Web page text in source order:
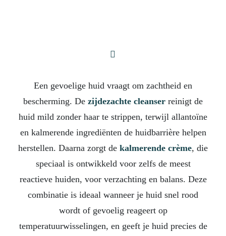
Een gevoelige huid vraagt om zachtheid en
bescherming. De zijdezachte cleanser reinigt de
huid mild zonder haar te strippen, terwijl allantoïne
en kalmerende ingrediënten de huidbarrière helpen
herstellen. Daarna zorgt de kalmerende crème, die
speciaal is ontwikkeld voor zelfs de meest
reactieve huiden, voor verzachting en balans. Deze
combinatie is ideaal wanneer je huid snel rood
wordt of gevoelig reageert op
temperatuurwisselingen, en geeft je huid precies de